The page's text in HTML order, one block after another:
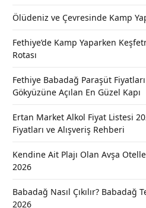
Ölüdeniz ve Çevresinde Kamp
Fethiye’de Kamp Yaparken
Rotası
Fethiye Babadağ Paraşüt
Gökyüzüne Açılan En Güzel Kapı
Ertan Market Alkol Fiyat Listesi
Fiyatları ve Alışveriş Rehberi
Kendine Ait Plajı Olan Avşa
2026
Babadağ Nasıl Çıkılır?
2026